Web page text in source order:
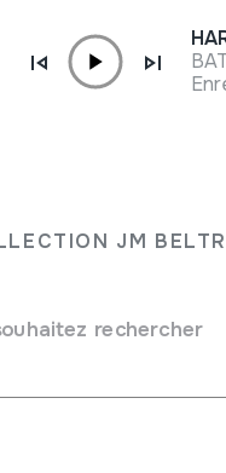
JM
rechercher
2000-